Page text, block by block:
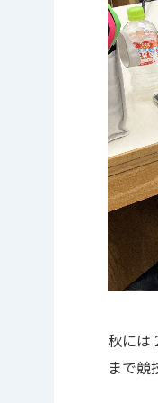
秋には
まで競